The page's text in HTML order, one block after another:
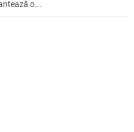
o...